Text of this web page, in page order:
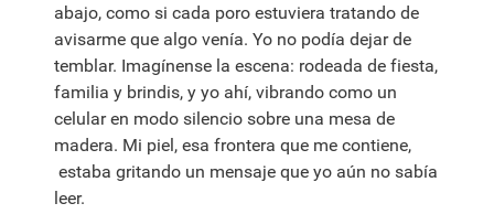
abajo, como si cada poro estuviera tratando de
avisarme que algo venía. Yo no podía dejar de
temblar. Imagínense la escena: rodeada de fiesta,
familia y brindis, y yo ahí, vibrando como un
celular en modo silencio sobre una mesa de
madera. Mi piel, esa frontera que me contiene,
estaba gritando un mensaje que yo aún no sabía
leer.